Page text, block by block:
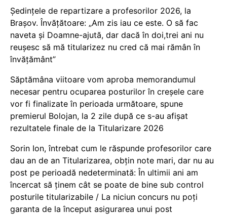
Ședințele de repartizare a profesorilor 2026, la
Brașov. Învățătoare: „Am zis iau ce este. O să fac
naveta și Doamne-ajută, dar dacă în doi,trei ani nu
reușesc să mă titularizez nu cred că mai rămân în
învățământ”
Săptămâna viitoare vom aproba memorandumul
necesar pentru ocuparea posturilor în creșele care
vor fi finalizate în perioada următoare, spune
premierul Bolojan, la 2 zile după ce s-au afișat
rezultatele finale de la Titularizare 2026
Sorin Ion, întrebat cum le răspunde profesorilor care
dau an de an Titularizarea, obțin note mari, dar nu au
post pe perioadă nedeterminată: În ultimii ani am
încercat să ținem cât se poate de bine sub control
posturile titularizabile / La niciun concurs nu poți
garanta de la început asigurarea unui post